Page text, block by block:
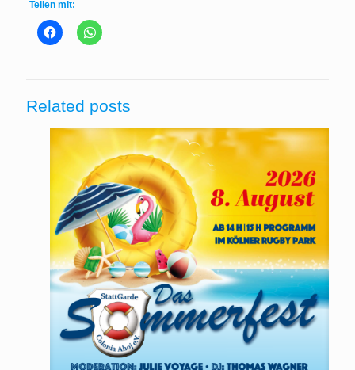
Teilen mit:
Related posts